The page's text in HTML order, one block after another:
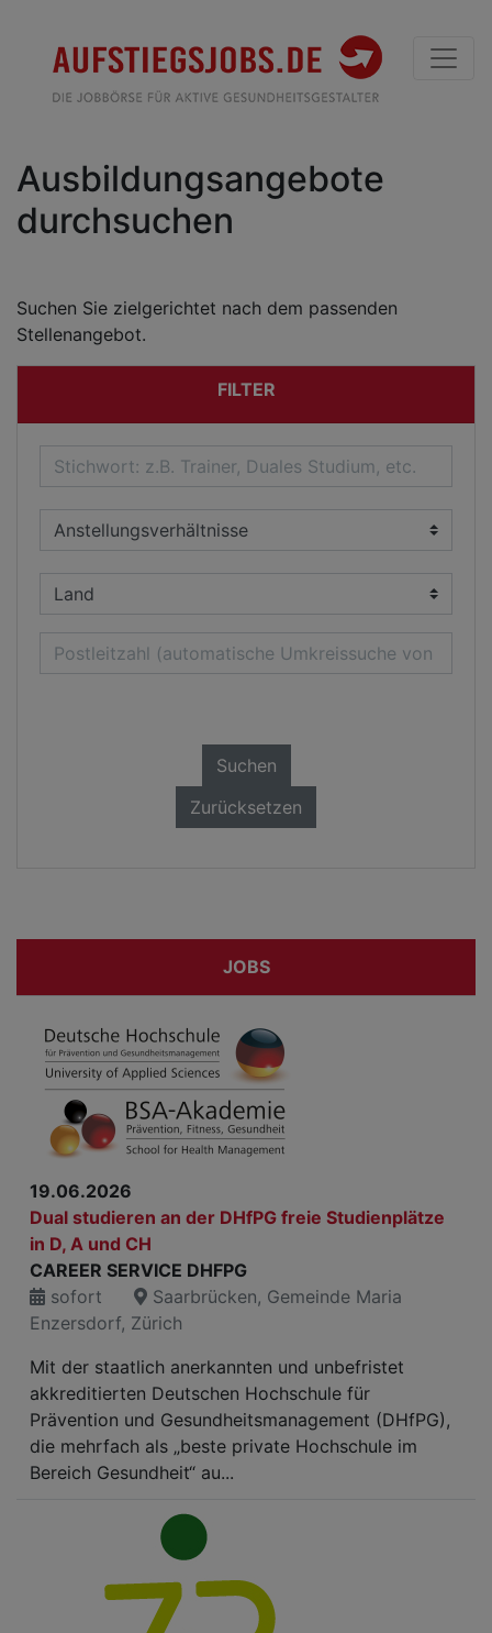
Ausbildungsangebote
durchsuchen
Suchen Sie zielgerichtet nach dem passenden
Stellenangebot.
FILTER
Suchen
Zurücksetzen
JOBS
19.06.2026
Dual studieren an der DHfPG freie Studienplätze
in D, A und CH
CAREER SERVICE DHFPG
sofort
Saarbrücken, Gemeinde Maria
Enzersdorf, Zürich
Mit der staatlich anerkannten und unbefristet
akkreditierten Deutschen Hochschule für
Prävention und Gesundheitsmanagement (DHfPG),
die mehrfach als „beste private Hochschule im
Bereich Gesundheit“ au...